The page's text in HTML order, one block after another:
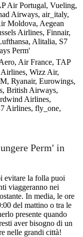
Air Portugal, Vueling,
Airways, air_italy,
Moldova, Aegean
Airlines, Finnair,
Alitalia, S7
Perm'
Air France, TAP
Wizz Air,
Ryanair, Eurowings,
British Airways,
Airlines,
Airlines, fly_one,
Perm
Perm' in
evitare la folla puoi
viaggeranno nei
In media, le ore
del mattino o tra le
presente quando
aver bisogno di un
nelle grandi città!